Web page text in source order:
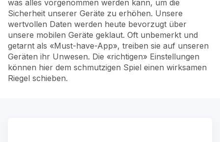
was alles vorgenommen werden kann, um die
Sicherheit unserer Geräte zu erhöhen. Unsere
wertvollen Daten werden heute bevorzugt über
unsere mobilen Geräte geklaut. Oft unbemerkt und
getarnt als «Must-have-App», treiben sie auf unseren
Geräten ihr Unwesen. Die «richtigen» Einstellungen
können hier dem schmutzigen Spiel einen wirksamen
Riegel schieben.